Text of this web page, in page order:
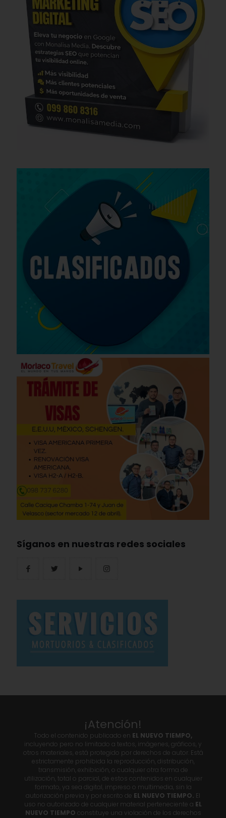
Síganos en nuestras redes sociales
¡Atención!
Todo el contenido publicado en EL NUEVO TIEMPO,
incluyendo pero no limitado a textos, imágenes, gráficos, y
otros materiales, está protegido por derechos de autor. Está
estrictamente prohibida la reproducción, distribución,
transmisión, exhibición, o cualquier otra forma de
utilización, total o parcial, de estos contenidos en cualquier
formato, ya sea digital, impreso o multimedia, sin la
autorización previa y por escrito de EL NUEVO TIEMPO. El
uso no autorizado de cualquier material perteneciente a EL
NUEVO TIEMPO constituye una violación de los derechos